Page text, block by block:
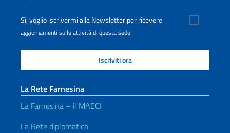
Sì, voglio iscrivermi alla Newsletter per ricevere
aggiornamenti sulle attività di questa sede
La Rete Farnesina
La Farnesina – il MAECI
La Rete diplomatica